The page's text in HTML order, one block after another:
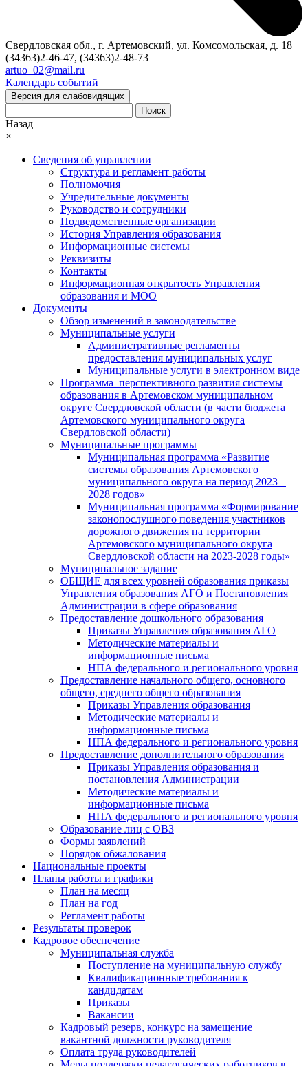
Свердловская обл., г. Артемовский, ул. Комсомольская, д. 18
(34363)2-46-47, (34363)2-48-73
artuo_02@mail.ru
Календарь событий
Версия для слабовидящих
Поиск
Назад
×
Сведения об управлении
Структура и регламент работы
Полномочия
Учредительные документы
Руководство и сотрудники
Подведомственные организации
История Управления образования
Информационные системы
Реквизиты
Контакты
Информационная открытость Управления
образования и МОО
Документы
Обзор изменений в законодательстве
Муниципальные услуги
Административные регламенты
предоставления муниципальных услуг
Муниципальные услуги в электронном виде
Программа перспективного развития системы
образования в Артемовском муниципальном
округе Свердловской области (в части бюджета
Артемовского муниципального округа
Свердловской области)
Муниципальные программы
Муниципальная программа «Развитие
системы образования Артемовского
муниципального округа на период 2023 –
2028 годов»
Муниципальная программа «Формирование
законопослушного поведения участников
дорожного движения на территории
Артемовского муниципального округа
Свердловской области на 2023-2028 годы»
Муниципальное задание
ОБЩИЕ для всех уровней образования приказы
Управления образования АГО и Постановления
Администрации в сфере образования
Предоставление дошкольного образования
Приказы Управления образования АГО
Методические материалы и
информационные письма
НПА федерального и регионального уровня
Предоставление начального общего, основного
общего, среднего общего образования
Приказы Управления образования
Методические материалы и
информационные письма
НПА федерального и регионального уровня
Предоставление дополнительного образования
Приказы Управления образования и
постановления Администрации
Методические материалы и
информационные письма
НПА федерального и регионального уровня
Образование лиц с ОВЗ
Формы заявлений
Порядок обжалования
Национальные проекты
Планы работы и графики
План на месяц
План на год
Регламент работы
Результаты проверок
Кадровое обеспечение
Муниципальная служба
Поступление на муниципальную службу
Квалификационные требования к
кандидатам
Приказы
Вакансии
Кадровый резерв, конкурс на замещение
вакантной должности руководителя
Оплата труда руководителей